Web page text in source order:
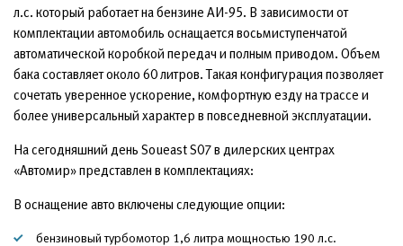
л.с. который работает на бензине АИ-95. В зависимости от
комплектации автомобиль оснащается восьмиступенчатой
автоматической коробкой передач и полным приводом. Объем
бака составляет около 60 литров. Такая конфигурация позволяет
сочетать уверенное ускорение, комфортную езду на трассе и
более универсальный характер в повседневной эксплуатации.
На сегодняшний день Soueast S07 в дилерских центрах
«Автомир» представлен в комплектациях:
В оснащение авто включены следующие опции:
бензиновый турбомотор 1,6 литра мощностью 190 л.с.